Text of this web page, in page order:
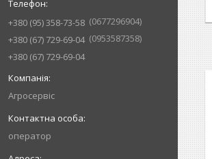
+380 (95) 358-73-58
0677296904
+380 (67) 729-69-04
0953587358
+380 (67) 729-69-04
Агросервіс
оператор